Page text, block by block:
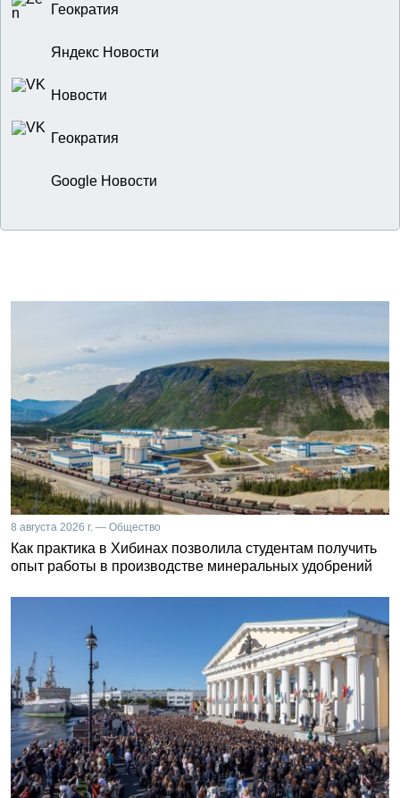
Геократия
Яндекс Новости
Новости
Геократия
Google Новости
8 августа 2026 г. — Общество
Как практика в Хибинах позволила студентам получить
опыт работы в производстве минеральных удобрений